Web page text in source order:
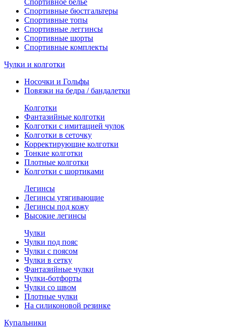
Спортивное белье
Спортивные бюстгальтеры
Спортивные топы
Спортивные леггинсы
Спортивные шорты
Спортивные комплекты
Чулки и колготки
Носочки и Гольфы
Повязки на бедра / бандалетки
Колготки
Фантазийные колготки
Колготки с имитацией чулок
Колготки в сеточку
Корректирующие колготки
Тонкие колготки
Плотные колготки
Колготки с шортиками
Легинсы
Легинсы утягивающие
Легинсы под кожу
Высокие легинсы
Чулки
Чулки под пояс
Чулки с поясом
Чулки в сетку
Фантазийные чулки
Чулки-ботфорты
Чулки со швом
Плотные чулки
На силиконовой резинке
Купальники